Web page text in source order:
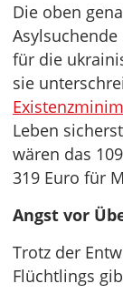
Die oben
für die
sie
Leben
wären das
319 Euro für
Angst vor
Trotz der
Flüchtlings